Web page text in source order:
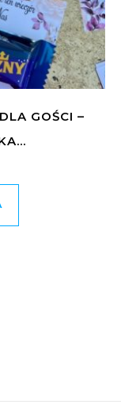
GOŚCI –